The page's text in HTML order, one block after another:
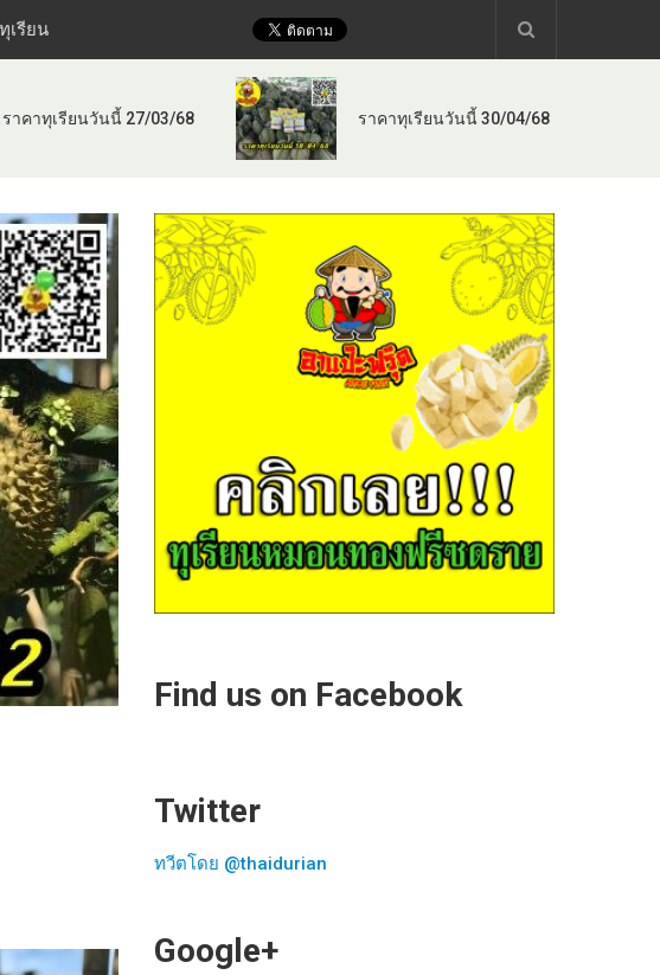
เรียน
ราคาทุเรียนวันนี้ 27/03/68 ราคาทุเรียนวันนี้ 30/04/68
Find us on Facebook
Twitter
ทวีตโดย @thaidurian
Google+